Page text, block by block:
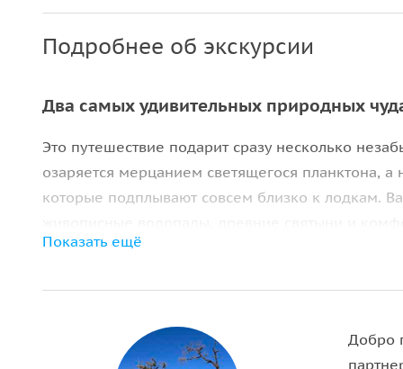
Входные билеты
Подробнее об экскурсии
Два самых удивительных природных
Это путешествие подарит сразу несколько
озаряется мерцанием светящегося планктона, а
которые подплывают совсем близко к лодкам.
ночёвкой в отеле.
Океан, водопады и древняя природа Бали
Главными героями путешествия станут
наступления темноты вы сможете увидеть, как
Показать ещё
Добро